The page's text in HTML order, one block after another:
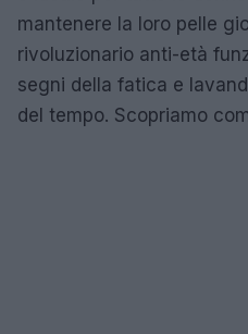
mantenere la loro pelle
rivoluzionario anti-età
segni della fatica e
del tempo. Scopriamo